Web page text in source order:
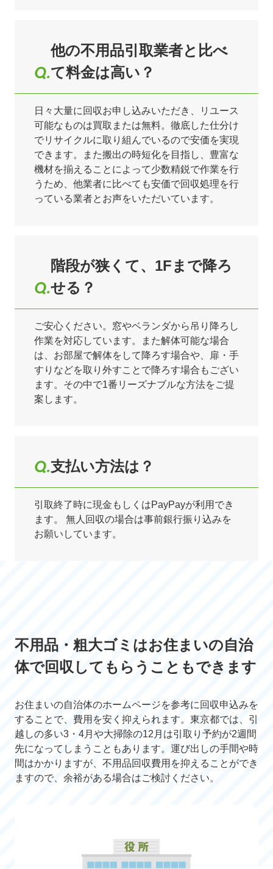
他の不用品引取業者と比べ
て料金は高い？
日々大量に回収お申し込みいただき、リユース
可能なものは買取または無料。徹底した仕分け
でリサイクルに取り組んでいるので安価を実現
できます。また搬出の時短化を目指し、豊富な
機材を揃えることによって少数精鋭で作業を行
うため、他業者に比べても安価で回収処理を行
っている業者とお声をいただいています。
階段が狭くて、1Fまで降ろ
せる？
ご安心ください。窓やベランダから吊り降ろし
作業を対応しています。また解体可能な場合
は、お部屋で解体をして降ろす場合や、扉・手
すりなどを取り外すことで降ろす場合もござい
ます。その中で1番リーズナブルな方法をご提
案します。
支払い方法は？
引取終了時に現金もしくはPayPayが利用でき
ます。 無人回収の場合は事前銀行振り込みを
お願いしています。
不用品・粗大ゴミはお住まいの自治
体で回収してもらうこともできます
お住まいの自治体のホームページを参考に回収申込みを
することで、費用を安く抑えられます。東京都では、引
越しの多い3・4月や大掃除の12月は引取り予約が2週間
先になってしまうこともあります。運び出しの手間や時
間はかかりますが、不用品回収費用を抑えることができ
ますので、余裕がある場合はご検討ください。